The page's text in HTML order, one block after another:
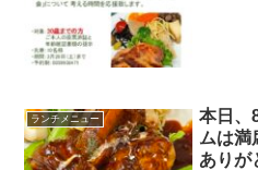
ランチメニュー
本日、
ムは満
ありが